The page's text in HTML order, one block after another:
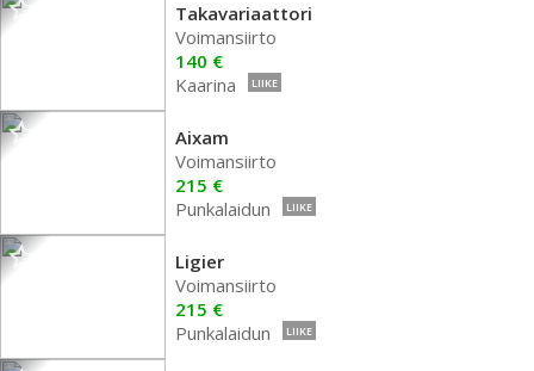
Takavariaattori
Voimansiirto
140 €
Kaarina
LIIKE
Aixam
Voimansiirto
215 €
Punkalaidun
LIIKE
Ligier
Voimansiirto
215 €
Punkalaidun
LIIKE